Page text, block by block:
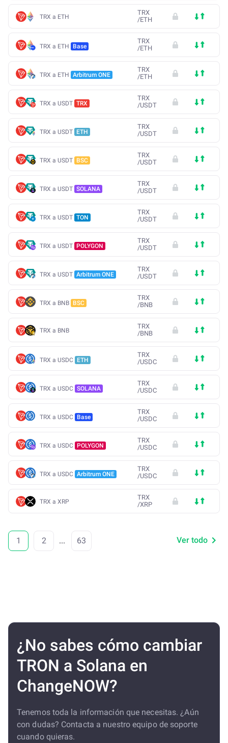
TRX a ETH
TRX
/ETH
TRX a ETH Base
TRX
/ETH
TRX a ETH Arbitrum ONE
TRX
/ETH
TRX a USDT TRX
TRX
/USDT
TRX a USDT ETH
TRX
/USDT
TRX a USDT BSC
TRX
/USDT
TRX a USDT SOLANA
TRX
/USDT
TRX a USDT TON
TRX
/USDT
TRX a USDT POLYGON
TRX
/USDT
TRX a USDT Arbitrum ONE
TRX
/USDT
TRX a BNB BSC
TRX
/BNB
TRX a BNB
TRX
/BNB
TRX a USDC ETH
TRX
/USDC
TRX a USDC SOLANA
TRX
/USDC
TRX a USDC Base
TRX
/USDC
TRX a USDC POLYGON
TRX
/USDC
TRX a USDC Arbitrum ONE
TRX
/USDC
TRX a XRP
TRX
/XRP
1 2 ... 63 Ver todo
¿No sabes cómo cambiar
TRON a Solana en
ChangeNOW?
Tenemos toda la información que necesitas. ¿Aún
con dudas? Contacta a nuestro equipo de soporte
cuando quieras.